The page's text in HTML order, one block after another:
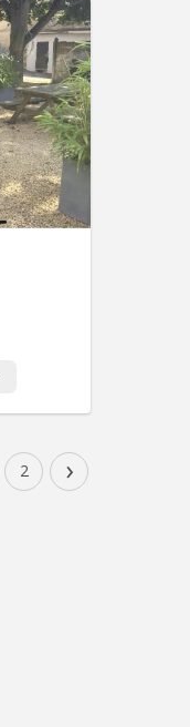
KN 145
2026 - 12
de
1
Philo, 1
2 Albert
👌
de
2 ›